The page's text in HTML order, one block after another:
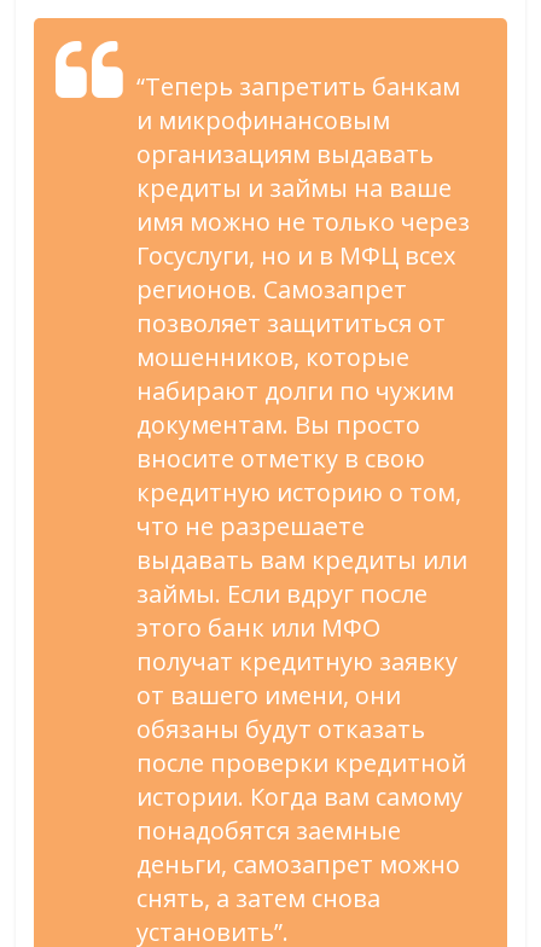
“Теперь запретить банкам
и микрофинансовым
организациям выдавать
кредиты и займы на ваше
имя можно не только через
Госуслуги, но и в МФЦ всех
регионов. Самозапрет
позволяет защититься от
мошенников, которые
набирают долги по чужим
документам. Вы просто
вносите отметку в свою
кредитную историю о том,
что не разрешаете
выдавать вам кредиты или
займы. Если вдруг после
этого банк или МФО
получат кредитную заявку
от вашего имени, они
обязаны будут отказать
после проверки кредитной
истории. Когда вам самому
понадобятся заемные
деньги, самозапрет можно
снять, а затем снова
установить”.